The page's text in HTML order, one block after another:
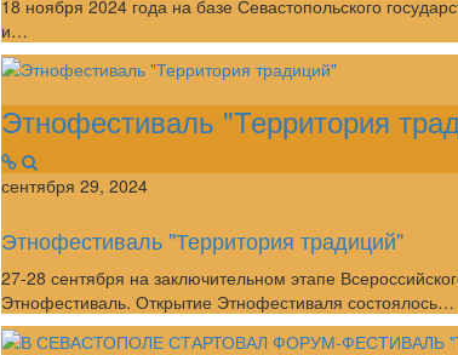
18 ноября 2024 года на базе Севастопольского
и…
Этнофестиваль "Территория
сентября 29, 2024
Этнофестиваль "Территория традиций"
27-28 сентября на заключительном этапе
Этнофестиваль. Открытие Этнофестиваля состоялось…